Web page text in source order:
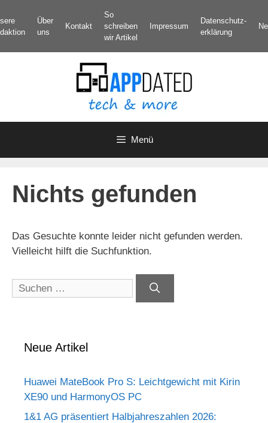
Inhalt
springen
Über
uns
Kontakt
So
schreiben
wir Artikel
Impressum
Datenschutz­
erklärung
Menü
Nichts gefunden
Das Gesuchte konnte leider nicht gefunden werden.
Vielleicht hilft die Suchfunktion.
Suchen
nach:
Neue Artikel
Huawei MateBook Pro S: Leichtgewicht mit Kirin
XE90 und HarmonyOS PC
1&1 AG präsentiert Halbjahreszahlen 2026: